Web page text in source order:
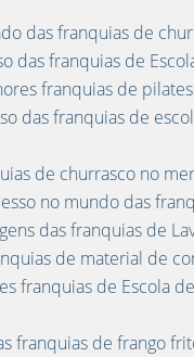
das franquias de
das franquias de
franquias de
das franquias de
de churrasco no
no mundo das
das franquias de
de material de
franquias de Escola
franquias de frango